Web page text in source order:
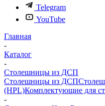
Telegram
YouTube
Главная
-
Каталог
-
Столешницы из ДСП
Столешницы из ДСП
(HPL)Комплектующие для
-